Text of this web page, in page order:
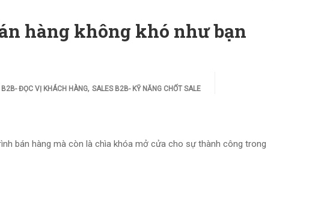
hàng không khó như bạn
B2B- ĐỌC VỊ KHÁCH HÀNG, SALES B2B- KỸ NĂNG CHỐT SALE
bán hàng mà còn là chìa khóa mở cửa cho sự thành công trong